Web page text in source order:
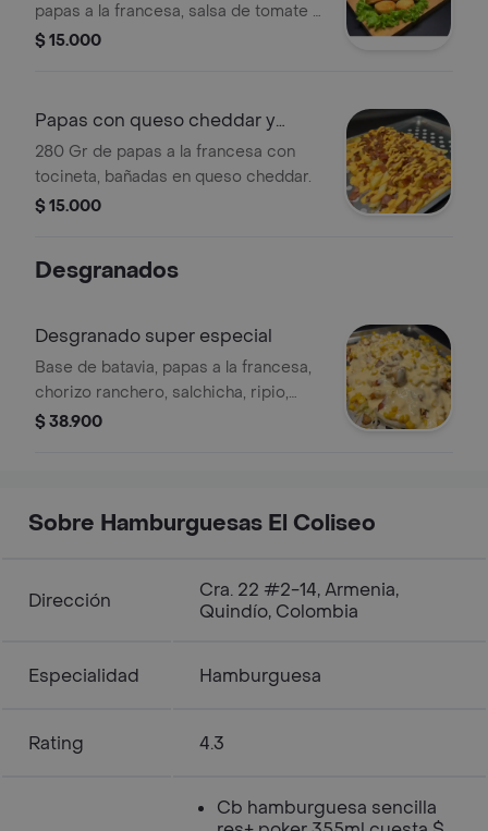
papas a la francesa, salsa de tomate y
salsa rosada.
$ 15.000
Papas con queso cheddar y
tocineta
280 Gr de papas a la francesa con
tocineta, bañadas en queso cheddar.
$ 15.000
Desgranados
Desgranado super especial
Base de batavia, papas a la francesa,
chorizo ranchero, salchicha, ripio,
tocineta, trozos de pollo, maizitos,
$ 38.900
Sobre Hamburguesas El Coliseo
Dirección
Cra. 22 #2-14, Armenia,
Quindío, Colombia
Especialidad Hamburguesa
Rating 4.3
Cb hamburguesa sencilla